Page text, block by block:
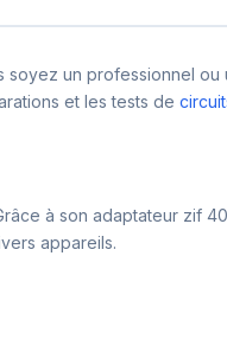
un professionnel
et les tests de
à son adaptateur zif
appareils.